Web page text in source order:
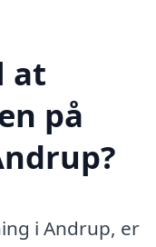
at
på
i Andrup, er